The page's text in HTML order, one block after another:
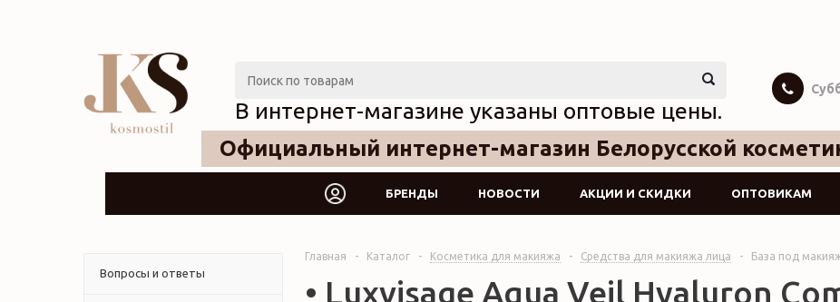
Официальный интернет-магазин Белорусской
В интернет-магазине указаны оптовые цены.
БРЕНДЫ НОВОСТИ АКЦИИ И СКИДКИ ОПТОВИКАМ
Вопросы и ответы
Главная - Каталог - Косметика для макияжа - Средства для макияжа лица - База под
• Luxvisage Aqua Veil Hyaluron